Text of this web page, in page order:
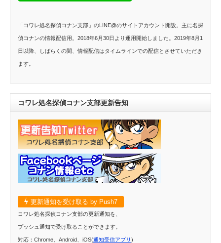
「コワレ処名探偵コナン支部」のLINE@のサイトアカウント開設。主に名探
偵コナンの情報配信用。2018年6月30日より運用開始しました。2019年8月1
日以降、しばらくの間、情報配信はタイムラインでの配信とさせていただき
ます。
コワレ処名探偵コナン支部更新告知
更新通知を受け取る by Push7
コワレ処名探偵コナン支部の更新通知を、
プッシュ通知で受け取ることができます。
対応：Chrome、Android、iOS(通知受信アプリ )